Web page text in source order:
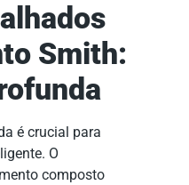
Smith:
é crucial para
O
composto